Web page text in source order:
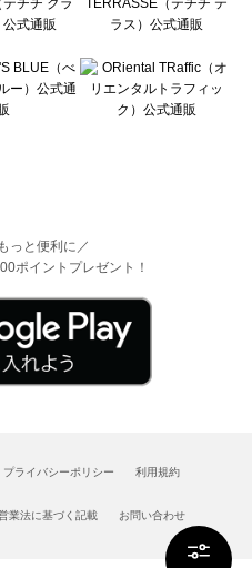
っと便利に／
ポイントプレゼント！
プライバシーポリシー 利用規約
業法に基づく記載 お問い合わせ